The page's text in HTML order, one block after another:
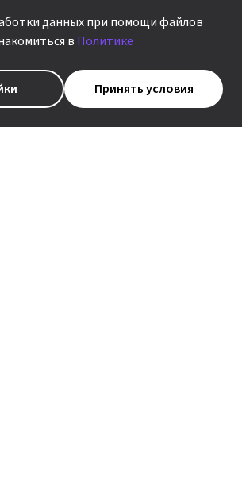
велась при поддержке РФРИТ
была ориентирована на создание
платформы, способной
ядром логистики в компаниях
и профиля. Сегодня в состав
приложения для управления
данных при помощи файлов
в Политике
Принять условия